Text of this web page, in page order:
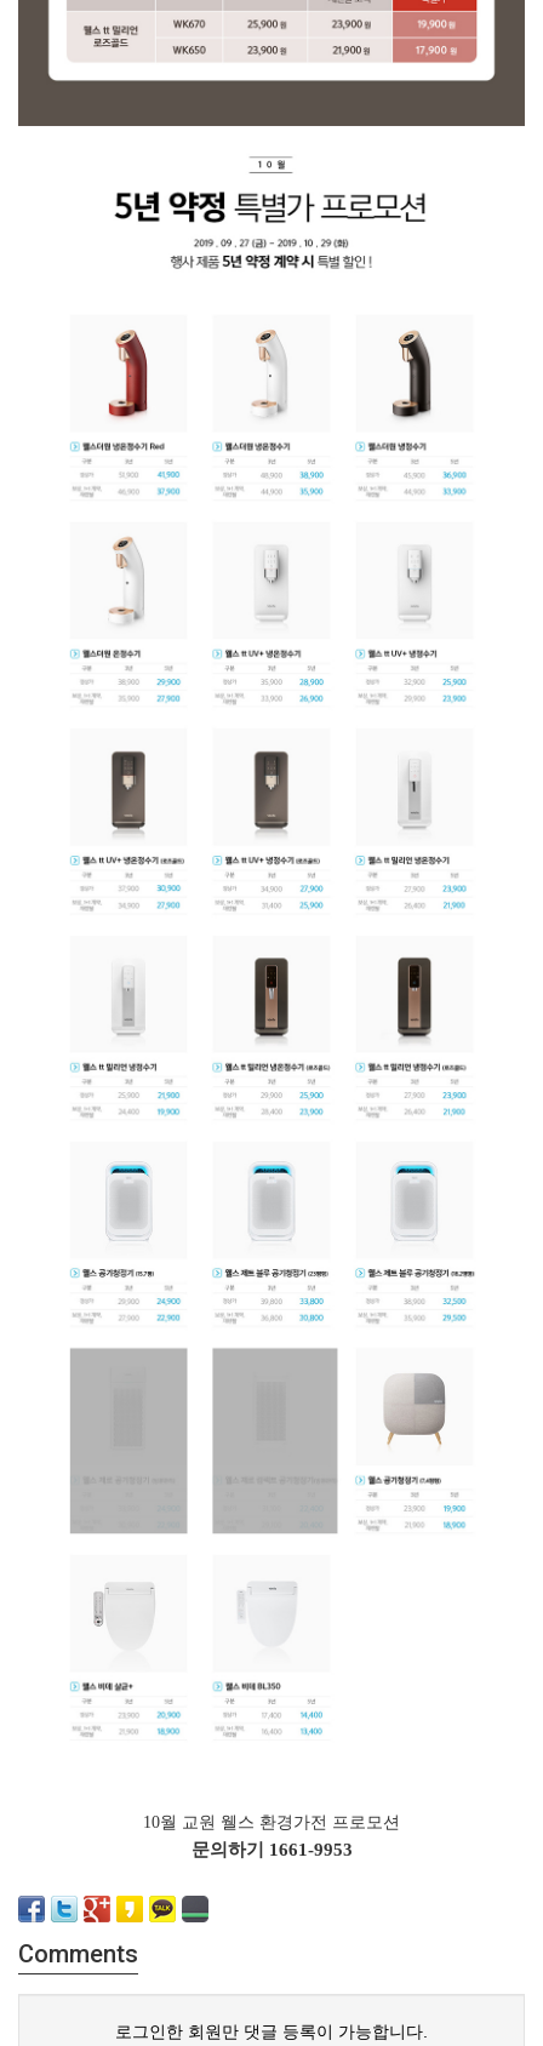
10월 교원 웰스 환경가전 프로모션
문의하기 1661-9953
Comments
로그인한 회원만 댓글 등록이 가능합니다.